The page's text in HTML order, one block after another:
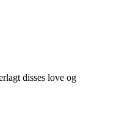
disses love og